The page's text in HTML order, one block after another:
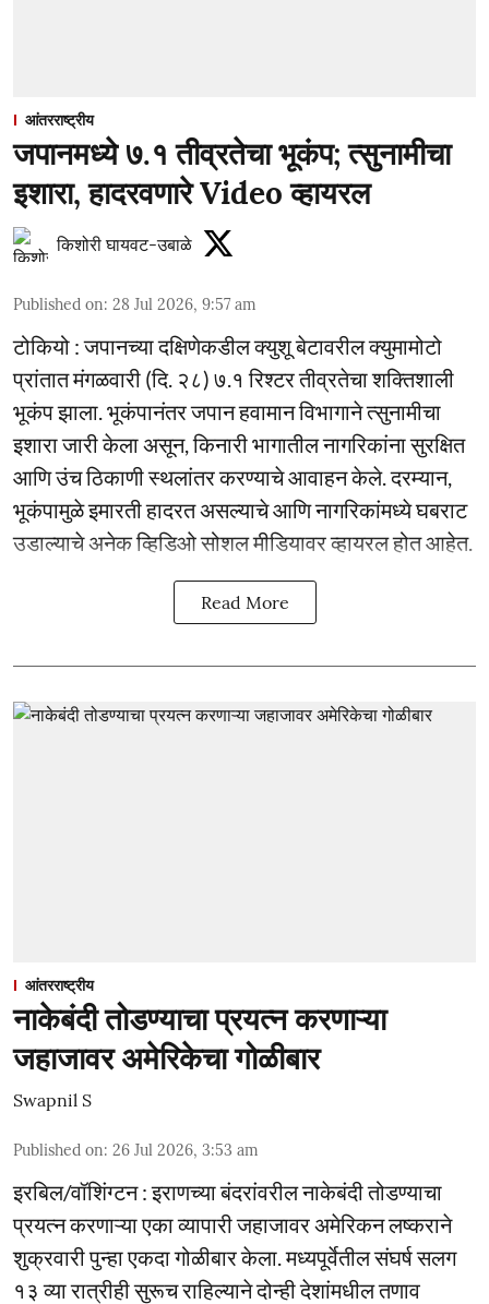
आंतरराष्ट्रीय
जपानमध्ये ७.१ तीव्रतेचा भूकंप; त्सुनामीचा
इशारा, हादरवणारे Video व्हायरल
किशोरी घायवट-उबाळे
Published on: 28 Jul 2026, 9:57 am
टोकियो : जपानच्या दक्षिणेकडील क्युशू बेटावरील क्युमामोटो
प्रांतात मंगळवारी (दि. २८) ७.१ रिश्टर तीव्रतेचा शक्तिशाली
भूकंप झाला. भूकंपानंतर जपान हवामान विभागाने त्सुनामीचा
इशारा जारी केला असून, किनारी भागातील नागरिकांना सुरक्षित
आणि उंच ठिकाणी स्थलांतर करण्याचे आवाहन केले. दरम्यान,
भूकंपामुळे इमारती हादरत असल्याचे आणि नागरिकांमध्ये घबराट
उडाल्याचे अनेक व्हिडिओ सोशल मीडियावर व्हायरल होत आहेत.
Read More
आंतरराष्ट्रीय
नाकेबंदी तोडण्याचा प्रयत्न करणाऱ्या
जहाजावर अमेरिकेचा गोळीबार
Swapnil S
Published on: 26 Jul 2026, 3:53 am
इरबिल/वॉशिंग्टन : इराणच्या बंदरांवरील नाकेबंदी तोडण्याचा
प्रयत्न करणाऱ्या एका व्यापारी जहाजावर अमेरिकन लष्कराने
शुक्रवारी पुन्हा एकदा गोळीबार केला. मध्यपूर्वेतील संघर्ष सलग
१३ व्या रात्रीही सुरूच राहिल्याने दोन्ही देशांमधील तणाव